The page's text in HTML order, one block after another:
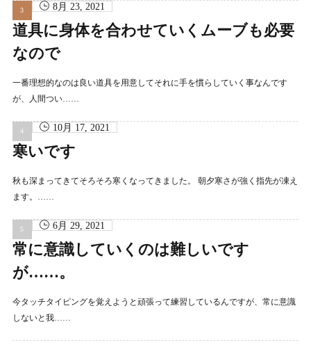
8月 23, 2021
道具に身体を合わせていくムーブも必要
なので
一番理想的なのは良い道具を用意してそれに手を慣らしていく事なんです
が、人間つい……
10月 17, 2021
寒いです
秋も深まってきてそろそろ寒くなってきました。 朝夕寒さが強く指先が凍え
ます。……
6月 29, 2021
常に意識していくのは難しいです
が……。
今タッチタイピングを覚えようと頑張って練習しているんですが、常に意識
しないと我……